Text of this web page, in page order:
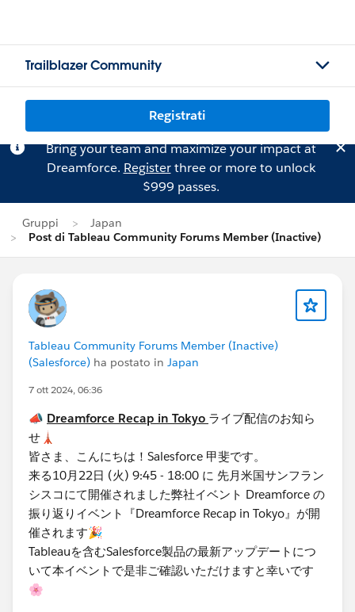
Trailblazer Community
Registrati
Bring your team and maximize your impact at
Dreamforce. Registerthree or more to unlock
$999 passes.
Gruppi
Japan
Post di Tableau Community Forums Member (Inactive)
Tableau Community Forums Member (Inactive)
(Salesforce) ha postato in Japan
7 ott 2024, 06:36
📣 Dreamforce Recap in Tokyo ライブ配信のお知ら
せ​🗼
皆さま、こんにちは！Salesforce 甲斐です。
​来る10月22日 (火) 9:45 - 18:00 に 先月米国サンフラン
シスコにて開催されました弊社イベント Dreamforce の
振り返りイベント『Dreamforce Recap in Tokyo』が開
催されます🎉
Tableauを含むSalesforce製品の最新アップデートにつ
いて本イベントで是非ご確認いただけますと幸いです
🌸